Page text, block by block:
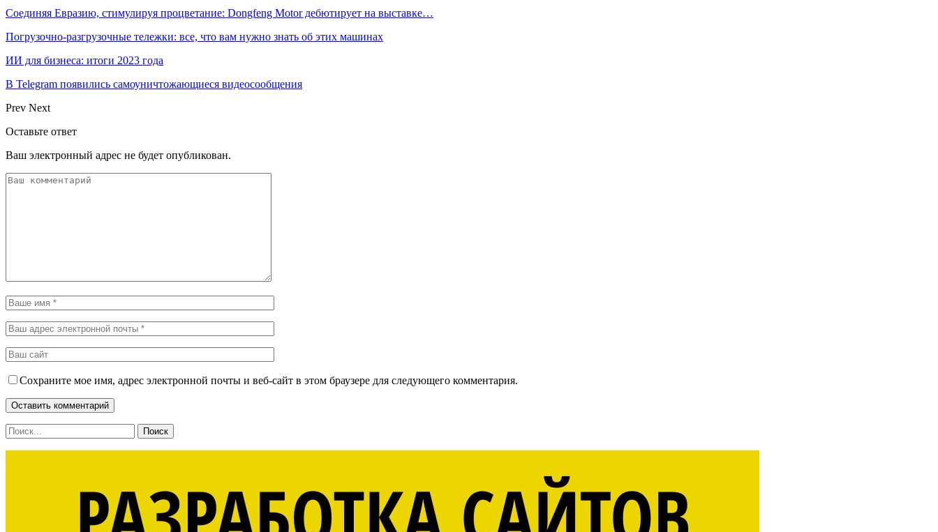
Соединяя Евразию, стимулируя процветание: Dongfeng Motor дебютирует на выставке…
Погрузочно-разгрузочные тележки: все, что вам нужно знать об этих машинах
ИИ для бизнеса: итоги 2023 года
В Telegram появились самоуничтожающиеся видеосообщения
Prev Next
Оставьте ответ
Ваш электронный адрес не будет опубликован.
Сохраните мое имя, адрес электронной почты и веб-сайт в этом браузере для следующего комментария.